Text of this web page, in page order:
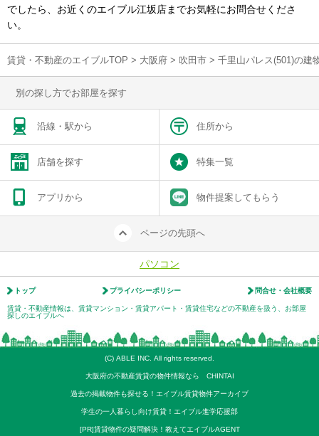
でしたら、お近くのエイブル江坂店までお気軽にお問合せくださ
い。
賃貸・不動産のエイブルTOP > 大阪府 > 吹田市 > 千里山パレス(501)の建
別の探し方でお部屋を探す
沿線・駅から 住所から
店舗を探す 特集一覧
アプリから 物件提案してもらう
ページの先頭へ
パソコン
トップ プライバシーポリシー 問合せ・会社概要
賃貸・不動産情報は、賃貸マンション・賃貸アパート・賃貸住宅などの不動産を扱う、お部屋
探しのエイブルへ
(C) ABLE INC. All rights reserved.
大阪府の不動産賃貸の物件情報なら CHINTAI
過去の掲載物件も探せる！エイブル賃貸物件アーカイブ
学生の一人暮らし向け賃貸！エイブル進学応援部
[PR]賃貸物件の疑問解決！教えてエイブルAGENT